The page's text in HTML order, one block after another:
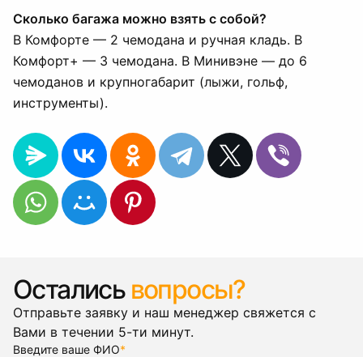
Сколько багажа можно взять с собой?
В Комфорте — 2 чемодана и ручная кладь. В
Комфорт+ — 3 чемодана. В Минивэне — до 6
чемоданов и крупногабарит (лыжи, гольф,
инструменты).
Остались вопросы?
Отправьте заявку и наш менеджер свяжется с
Вами в течении 5-ти минут.
Введите ваше ФИО*